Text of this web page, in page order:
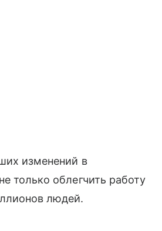
изменений в
только облегчить работу
людей.